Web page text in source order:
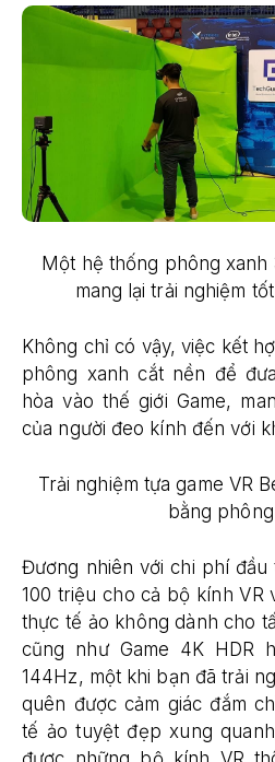
Một hệ thống phông xanh
mang lại trải nghiệm
Không chỉ có vậy, việc kết
phông xanh cắt nền để
hòa vào thế giới Game,
của người đeo kính đến với
Trải nghiệm tựa game VR
bằng
Đương nhiên với chi phí
100 triệu cho cả bộ kính VR
thực tế ảo không dành cho
cũng như Game 4K HDR
144Hz, một khi bạn đã trải
quên được cảm giác đắm
tế ảo tuyệt đẹp xung